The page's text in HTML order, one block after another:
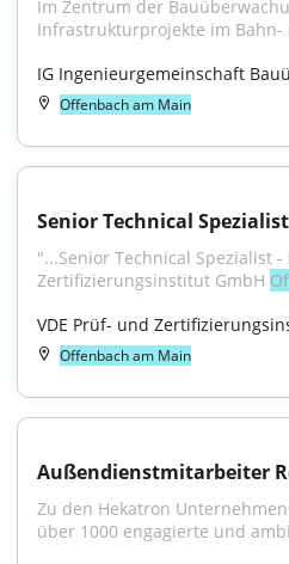
Im Zentrum der
Infrastrukturprojekte im Bahn-
IG Ingenieurgemeinschaft
Offenbach am Main
Senior Technical
"...Senior Technical Spezialist
Zertifizierungsinstitut GmbH
VDE Prüf- und
Offenbach am Main
Außendienstmitarbeiter
Zu den Hekatron
über 1000 engagierte und